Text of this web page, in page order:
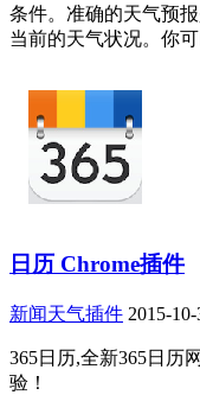
条件。准确的天气预
当前的天气状况。你
日历 Chrome插件
新闻天气插件 2015-
365日历,全新365日历
验！